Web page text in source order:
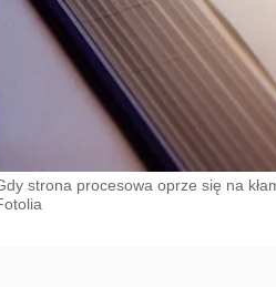
strona procesowa oprze się na